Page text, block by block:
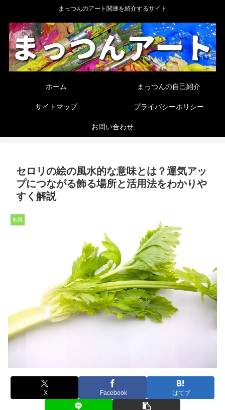
まっつんのアート関連を紹介するサイト
ホーム まっつんの自己紹介
サイトマップ プライバシーポリシー
お問い合わせ
セロリの絵の風水的な意味とは？運気アッ
プにつながる飾る場所と活用法をわかりや
すく解説
知識
X Facebook はてブ